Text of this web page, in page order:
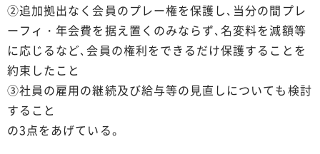
②追加拠出なく会員のプレー権を保護し､当分の間プレ
ーフィ・年会費を据え置くのみならず､名変料を減額等
に応じるなど､会員の権利をできるだけ保護することを
約束したこと
③社員の雇用の継続及び給与等の見直しについても検討
すること
の3点をあげている。